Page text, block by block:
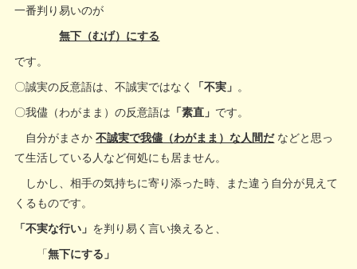
一番判り易いのが
無下（むげ）にする
です。
〇誠実の反意語は、不誠実ではなく
「不実」 。
〇我儘（わがまま）の反意語は 「素直」 です。
自分がまさか不誠実で我儘（わがまま）な人間だなどと思っ
て生活している人など何処にも居ません。
しかし、相手の気持ちに寄り添った時、また違う自分が見えて
くるものです。
「不実な行い」 を判り易く言い換えると、
「無下にする」